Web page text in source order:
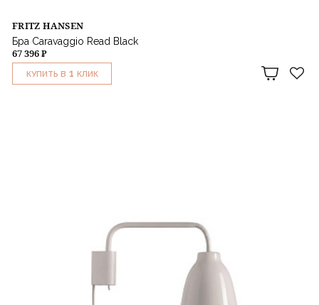
FRITZ HANSEN
Бра Caravaggio Read Black
67 396 ₽
КУПИТЬ В 1 КЛИК